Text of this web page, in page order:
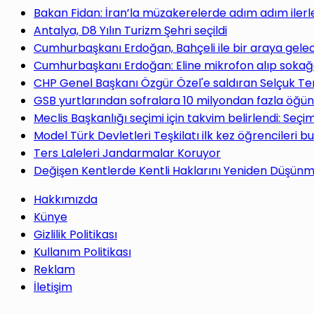
yap
...
Bakan Fidan: İran’la müzakerelerde adım adım
Antalya, D8 Yılın Turizm Şehri seçildi
Cumhurbaşkanı Erdoğan, Bahçeli ile bir araya
Cumhurbaşkanı Erdoğan: Eline mikrofon alıp
CHP Genel Başkanı Özgür Özel'e saldıran Selçuk
GSB yurtlarından sofralara 10 milyondan fazla öğün
Meclis Başkanlığı seçimi için takvim belirlendi:
Model Türk Devletleri Teşkilatı ilk kez öğrencileri
Ters Laleleri Jandarmalar Koruyor
Değişen Kentlerde Kentli Haklarını Yeniden
Hakkımızda
Künye
Gizlilik Politikası
Kullanım Politikası
Reklam
İletişim